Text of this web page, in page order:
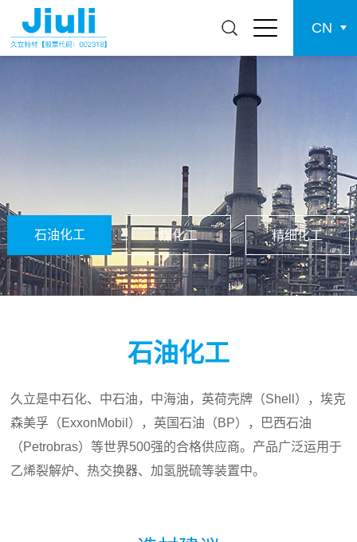
CN
石油化工
久立是中石化、中石油，中海油，英荷壳牌（Shell），埃克
森美孚（ExxonMobil），英国石油（BP），巴西石油
（Petrobras）等世界500强的合格供应商。产品广泛运用于
乙烯裂解炉、热交换器、加氢脱硫等装置中。
石油化工 煤化工 精细化工